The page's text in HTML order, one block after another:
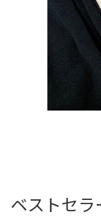
ベストセ